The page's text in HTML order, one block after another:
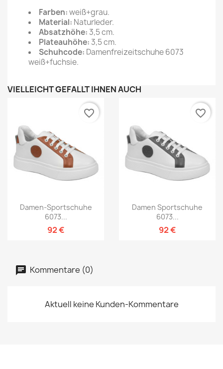
Farben:weiß+grau.
Material: Naturleder.
Absatzhöhe:3,5 cm.
Plateauhöhe:3,5 cm.
Schuhcode: Damenfreizeitschuhe 6073
weiß+fuchsie.
VIELLEICHT GEFÄLLT IHNEN AUCH
Damen-Sportschuhe
6073...
92 €
favorite_border
Damen Sportschuhe
6073...
92 €
favorite_border
Kommentare (0)
Aktuell keine Kunden-Kommentare